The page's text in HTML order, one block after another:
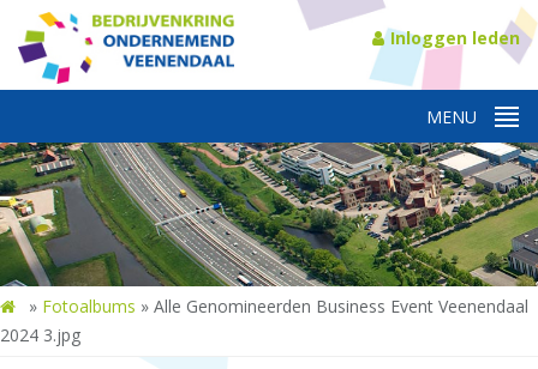
Inloggen leden
» Fotoalbums » Alle Genomineerden Business Event Veenendaal
2024 3.jpg